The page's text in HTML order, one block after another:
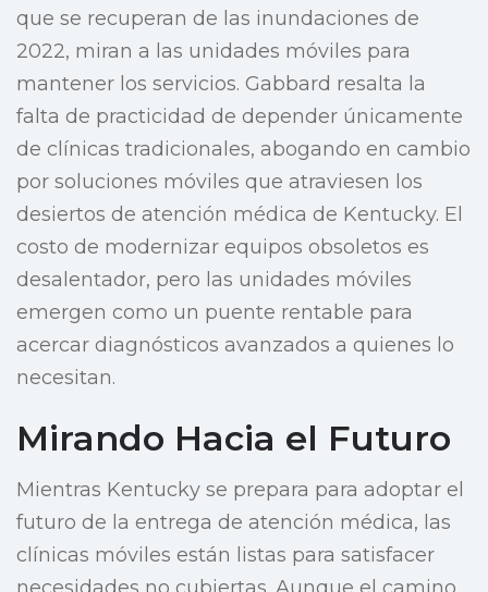
que se recuperan de las inundaciones de
2022, miran a las unidades móviles para
mantener los servicios. Gabbard resalta la
falta de practicidad de depender únicamente
de clínicas tradicionales, abogando en cambio
por soluciones móviles que atraviesen los
desiertos de atención médica de Kentucky. El
costo de modernizar equipos obsoletos es
desalentador, pero las unidades móviles
emergen como un puente rentable para
acercar diagnósticos avanzados a quienes lo
necesitan.
Mirando Hacia el Futuro
Mientras Kentucky se prepara para adoptar el
futuro de la entrega de atención médica, las
clínicas móviles están listas para satisfacer